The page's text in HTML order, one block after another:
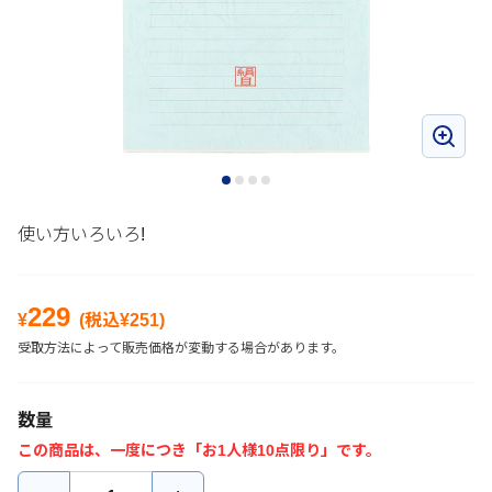
使い方いろいろ!
¥229 (税込¥251)
受取方法によって販売価格が変動する場合があります。
数量
この商品は、一度につき「お1人様10点限り」です。